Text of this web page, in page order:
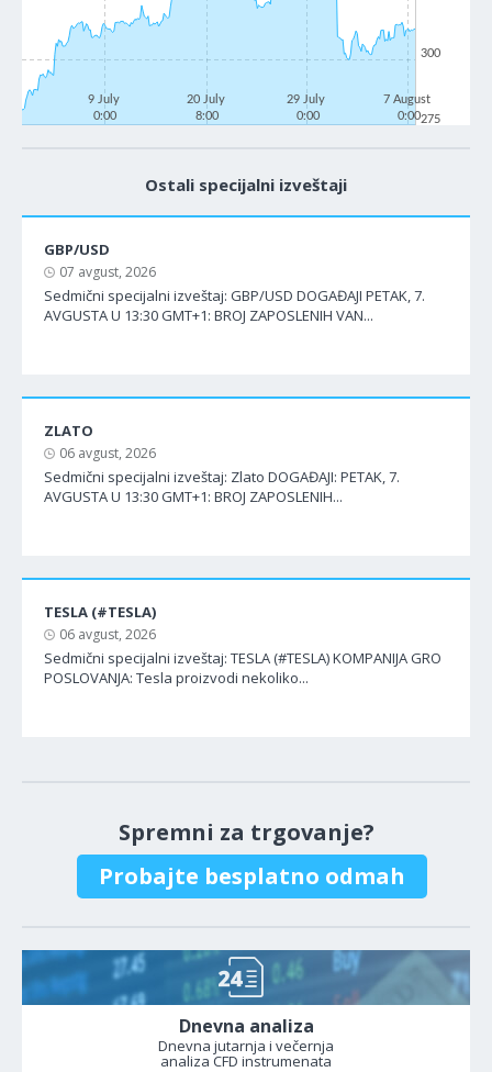
9 July
0:00
20 July
8:00
29 July
0:00
7 August
0:00275
300
Ostali specijalni izveštaji
GBP/USD
07 avgust, 2026
Sedmični specijalni izveštaj: GBP/USD DOGAĐAJI PETAK, 7.
AVGUSTA U 13:30 GMT+1: BROJ ZAPOSLENIH VAN...
ZLATO
06 avgust, 2026
Sedmični specijalni izveštaj: Zlato DOGAĐAJI: PETAK, 7.
AVGUSTA U 13:30 GMT+1: BROJ ZAPOSLENIH...
TESLA (#TESLA)
06 avgust, 2026
Sedmični specijalni izveštaj: TESLA (#TESLA) KOMPANIJA GRO
POSLOVANJA: Tesla proizvodi nekoliko...
Spremni za trgovanje?
Probajte besplatno odmah
Dnevna analiza
Dnevna jutarnja i večernja
analiza CFD instrumenata